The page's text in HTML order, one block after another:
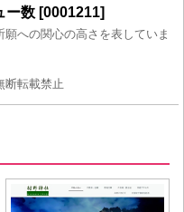
ー数 [0001211]
への関心の高さを表していま
断転載禁止